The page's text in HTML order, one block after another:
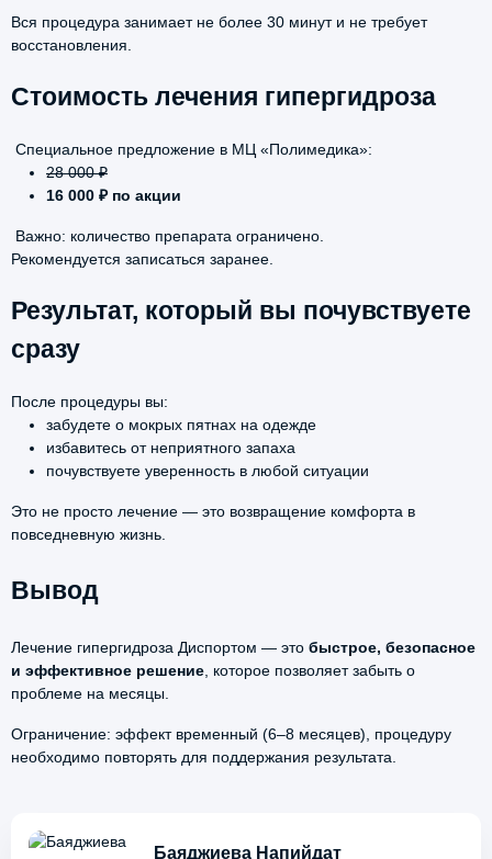
Вся процедура занимает не более 30 минут и не требует
восстановления.
Стоимость лечения гипергидроза
Специальное предложение в МЦ «Полимедика»:
28 000 ₽
16 000 ₽ по акции
Важно: количество препарата ограничено.
Рекомендуется записаться заранее.
Результат, который вы почувствуете
сразу
После процедуры вы:
забудете о мокрых пятнах на одежде
избавитесь от неприятного запаха
почувствуете уверенность в любой ситуации
Это не просто лечение — это возвращение комфорта в
повседневную жизнь.
Вывод
Лечение гипергидроза Диспортом — это быстрое, безопасное
и эффективное решение , которое позволяет забыть о
проблеме на месяцы.
Ограничение: эффект временный (6–8 месяцев), процедуру
необходимо повторять для поддержания результата.
Баяджиева Напийдат